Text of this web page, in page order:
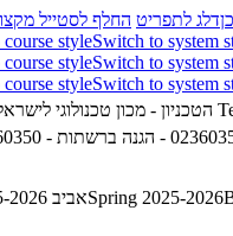
דלג לתפריט החלף לסטייל
styleSwitch to system
styleSwitch to system
styleSwitch to system
אביב 2025-2026Spring 2025-2026